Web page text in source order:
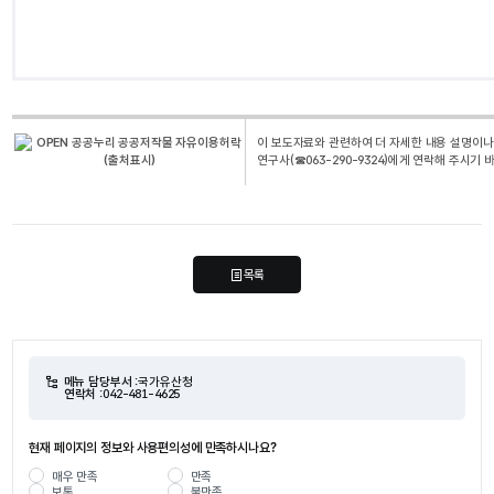
이 보도자료와 관련하여 더 자세한 내용 설명
연구사(☎063-290-9324)에게 연락해 주시기
목록
메뉴 담당부서 :국가유산청
연락처 :042-481-4625
현재 페이지의 정보와 사용편의성에 만족하시나요?
매우 만족
만족